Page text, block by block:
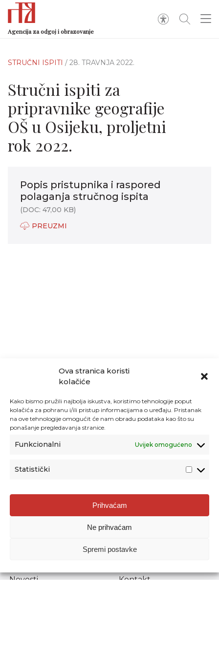
Ova stranica koristi
kolačiće
Kako bismo pružili najbolja iskustva, koristimo tehnologije poput
kolačića za pohranu i/ili pristup informacijama o uređaju. Pristanak
na ove tehnologije omogućit će nam obradu podataka kao što su
ponašanje pregledavanja stranice.
Funkcionalni Uvijek omogućeno
Statistički
Prihvaćam
Ne prihvaćam
Spremi postavke
Agencija za odgoj i obrazovanje
STRUČNI ISPITI / 28. TRAVNJA 2022.
Stručni ispiti za
pripravnike geografije
OŠ u Osijeku, proljetni
rok 2022.
Popis pristupnika i raspored
polaganja stručnog ispita
(DOC: 47,00 KB)
PREUZMI
Agencija za odgoj i obrazovanje
Donje Svetice 38, 10000 Zagreb
1778129
Prenošenje sadržaja dopušteno je uz navođenje izvora.
Novosti
Kontakt